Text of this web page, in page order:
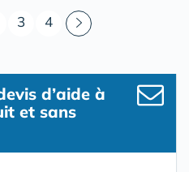
3 4
d’aide à
et sans